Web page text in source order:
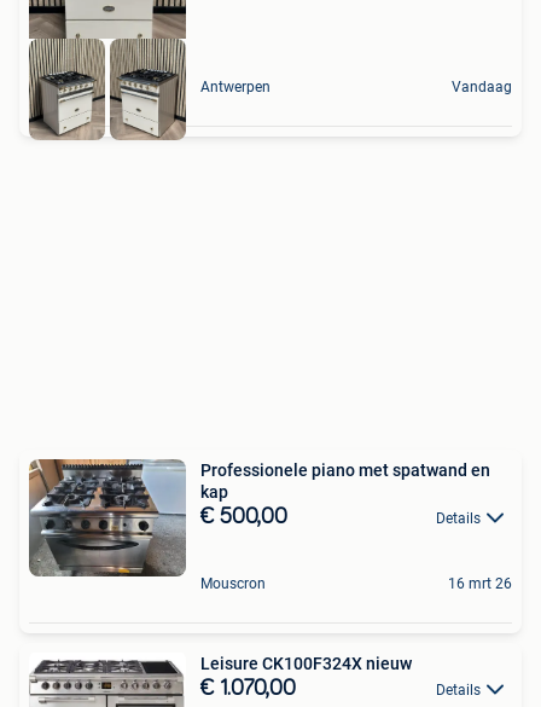
Antwerpen Vandaag
Professionele piano met spatwand en
kap
€ 500,00 Details
Mouscron 16 mrt 26
Leisure CK100F324X nieuw
€ 1.070,00 Details